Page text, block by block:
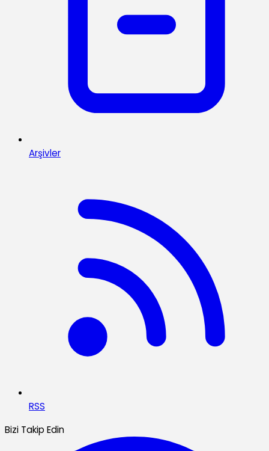
Arşivler
RSS
Bizi Takip Edin